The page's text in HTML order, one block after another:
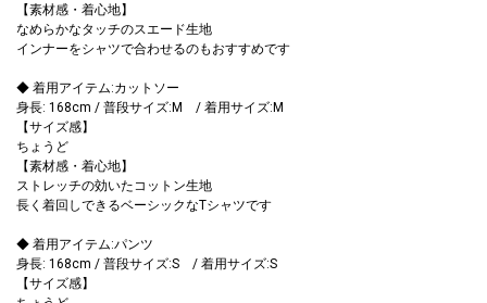
【素材感・着心地】
なめらかなタッチのスエード生地
インナーをシャツで合わせるのもおすすめです
◆ 着用アイテム:カットソー
身長: 168cm / 普段サイズ:M / 着用サイズ:M
【サイズ感】
ちょうど
【素材感・着心地】
ストレッチの効いたコットン生地
長く着回しできるベーシックなTシャツです
◆ 着用アイテム:パンツ
身長: 168cm / 普段サイズ:S / 着用サイズ:S
【サイズ感】